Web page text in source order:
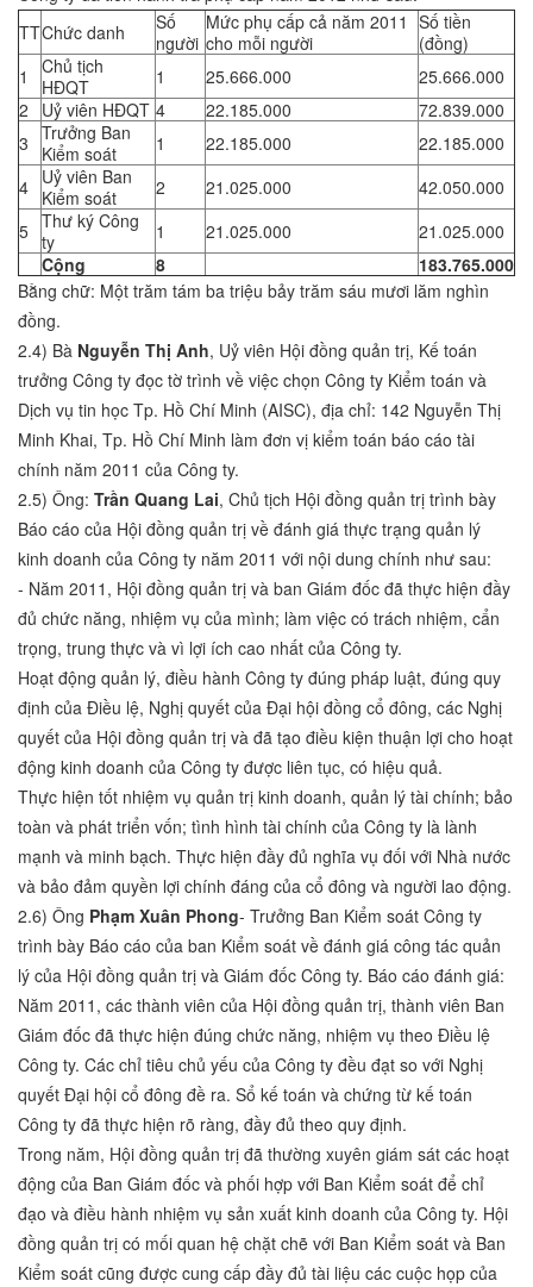
TTChức danh
Số
người
Mức phụ cấp cả năm 2011
cho mỗi người
Số tiền
(đồng)
1
Chủ tịch
HĐQT
1 25.666.000
25.666.000
2
Uỷ viên HĐQT 4 22.185.000
72.839.000
3 Trưởng Ban
Kiểm soát
1 22.185.000
22.185.000
4 Uỷ viên Ban
Kiểm soát
2 21.025.000
42.050.000
5 Thư ký Công
ty
1 21.025.000
21.025.000
Cộng
8
183.765.000
Bằng chữ: Một trăm tám ba triệu bảy trăm sáu mươi lăm nghìn
đồng.
2.4) Bà Nguyễn Thị Anh, Uỷ viên Hội đồng quản trị, Kế toán
trưởng Công ty đọc tờ trình về việc chọn Công ty Kiểm toán và
Dịch vụ tin học Tp. Hồ Chí Minh (AISC), địa chỉ: 142 Nguyễn Thị
Minh Khai, Tp. Hồ Chí Minh làm đơn vị kiểm toán báo cáo tài
chính năm 2011 của Công ty.
2.5) Ông: Trần Quang Lai, Chủ tịch Hội đồng quản trị trình bày
Báo cáo của Hội đồng quản trị về đánh giá thực trạng quản lý
kinh doanh của Công ty năm 2011 với nội dung chính như sau:
- Năm 2011, Hội đồng quản trị và ban Giám đốc đã thực hiện đầy
đủ chức năng, nhiệm vụ của mình; làm việc có trách nhiệm, cẩn
trọng, trung thực và vì lợi ích cao nhất của Công ty.
Hoạt động quản lý, điều hành Công ty đúng pháp luật, đúng quy
định của Điều lệ, Nghị quyết của Đại hội đồng cổ đông, các Nghị
quyết của Hội đồng quản trị và đã tạo điều kiện thuận lợi cho hoạt
động kinh doanh của Công ty được liên tục, có hiệu quả.
Thực hiện tốt nhiệm vụ quản trị kinh doanh, quản lý tài chính; bảo
toàn và phát triển vốn; tình hình tài chính của Công ty là lành
mạnh và minh bạch. Thực hiện đầy đủ nghĩa vụ đối với Nhà nước
và bảo đảm quyền lợi chính đáng của cổ đông và người lao động.
2.6) Ông Phạm Xuân Phong- Trưởng Ban Kiểm soát Công ty
trình bày Báo cáo của ban Kiểm soát về đánh giá công tác quản
lý của Hội đồng quản trị và Giám đốc Công ty. Báo cáo đánh giá:
Năm 2011, các thành viên của Hội đồng quản trị, thành viên Ban
Giám đốc đã thực hiện đúng chức năng, nhiệm vụ theo Điều lệ
Công ty. Các chỉ tiêu chủ yếu của Công ty đều đạt so với Nghị
quyết Đại hội cổ đông đề ra. Sổ kế toán và chứng từ kế toán
Công ty đã thực hiện rõ ràng, đầy đủ theo quy định.
Trong năm, Hội đồng quản trị đã thường xuyên giám sát các hoạt
động của Ban Giám đốc và phối hợp với Ban Kiểm soát để chỉ
đạo và điều hành nhiệm vụ sản xuất kinh doanh của Công ty. Hội
đồng quản trị có mối quan hệ chặt chẽ với Ban Kiểm soát và Ban
Kiểm soát cũng được cung cấp đầy đủ tài liệu các cuộc họp của